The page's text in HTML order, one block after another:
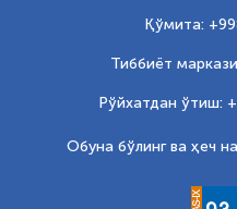
Қўмита:
Тиббиёт
Рўйхатдан ўтиш:
Обуна бўлинг ва ҳеч